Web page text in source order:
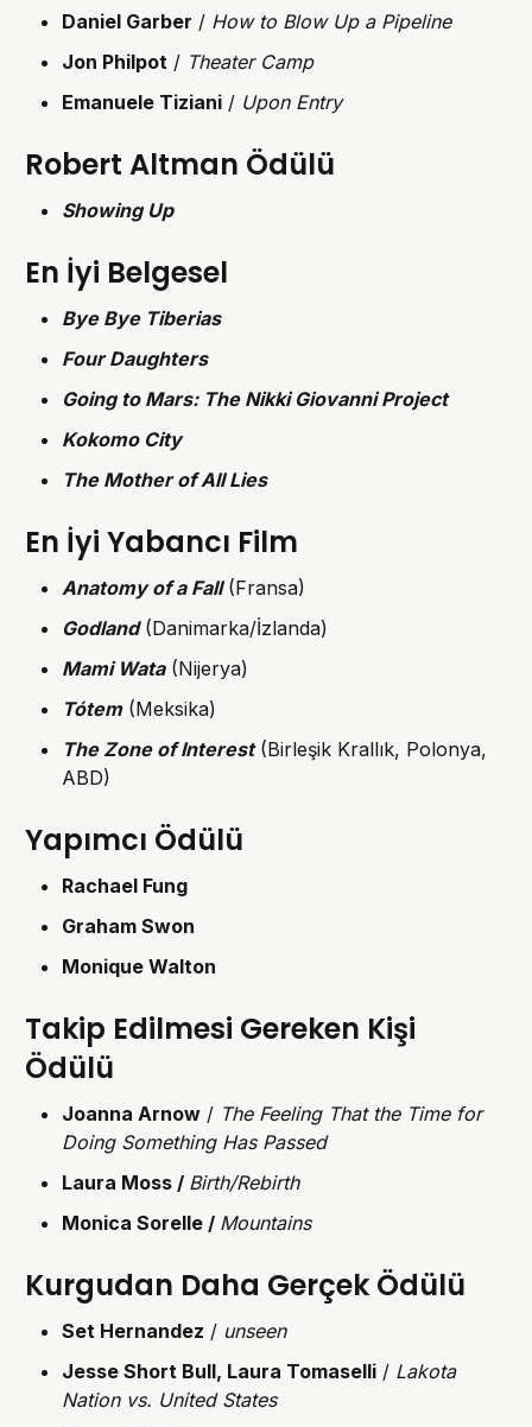
Daniel Garber / How to Blow Up a Pipeline
Jon Philpot / Theater Camp
Emanuele Tiziani / Upon Entry
Robert Altman Ödülü
Showing Up
En İyi Belgesel
Bye Bye Tiberias
Four Daughters
Going to Mars: The Nikki Giovanni Project
Kokomo City
The Mother of All Lies
En İyi Yabancı Film
Anatomy of a Fall(Fransa)
Godland(Danimarka/İzlanda)
Mami Wata(Nijerya)
Tótem(Meksika)
The Zone of Interest(Birleşik Krallık, Polonya,
ABD)
Yapımcı Ödülü
Rachael Fung
Graham Swon
Monique Walton
Takip Edilmesi Gereken Kişi
Ödülü
Joanna Arnow / The Feeling That the Time for
Doing Something Has Passed
Laura Moss / Birth/Rebirth
Monica Sorelle / Mountains
Kurgudan Daha Gerçek Ödülü
Set Hernandez / unseen
Jesse Short Bull, Laura Tomaselli / Lakota
Nation vs. United States